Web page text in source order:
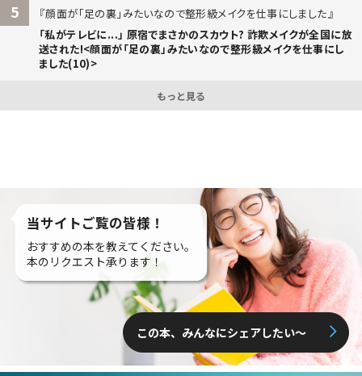
5
顔面が「足の裏」みたいなので整形級メイクを仕事にしました
「私がテレビに...」 原宿でまさかのスカウト? 詐欺メイクが全国に放
送された!<顔面が「足の裏」みたいなので整形級メイクを仕事にし
ました(10)>
もっと見る
当サイトご覧の皆様！
おすすめの本を教えてください。
本のリクエスト承ります！
この本、みんなにシェアしたい〜